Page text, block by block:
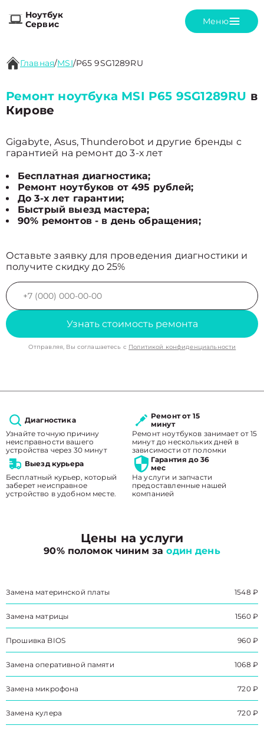
Ноутбук
Сервис
Меню
Главная/MSI/P65 9SG1289RU
Ремонт ноутбука MSI P65 9SG1289RU в
Кирове
Gigabyte, Asus, Thunderobot и другие бренды с
гарантией на ремонт до 3-х лет
Бесплатная диагностика;
Ремонт ноутбуков от 495 рублей;
До 3-х лет гарантии;
Быстрый выезд мастера;
90% ремонтов - в день обращения;
Оставьте заявку для проведения диагностики и
получите скидку до 25%
Узнать стоимость ремонта
Отправляя, Вы соглашаетесь с Политикой конфиденциальности
Диагностика
Узнайте точную причину
неисправности вашего
устройства через 30 минут
Ремонт от 15
минут
Ремонт ноутбуков занимает от 15
минут до нескольких дней в
зависимости от поломки
Выезд курьера
Бесплатный курьер, который
заберет неисправное
устройство в удобном месте.
Гарантия до 36
мес
На услуги и запчасти
предоставленные нашей
компанией
Цены на услуги
90% поломок чиним заодин день
Замена материнской платы 1548 ₽
Замена матрицы 1560 ₽
Прошивка BIOS 960 ₽
Замена оперативной памяти 1068 ₽
Замена микрофона 720 ₽
Замена кулера 720 ₽